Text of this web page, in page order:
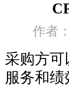
作者
采购方
服务和